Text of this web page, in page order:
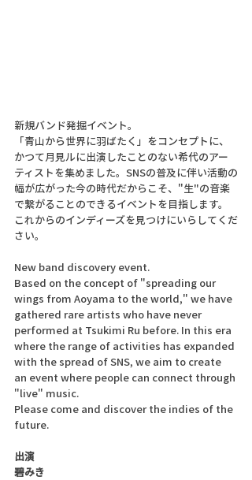
新規バンド発掘イベント。
「青山から世界に羽ばたく」をコンセプトに、
かつて月見ルに出演したことのない希代のアー
ティストを集めました。SNSの普及に伴い活動の
幅が広がった今の時代だからこそ、"生"の音楽
で繋がることのできるイベントを目指します。
これからのインディーズを見つけにいらしてくだ
さい。
New band discovery event.
Based on the concept of "spreading our
wings from Aoyama to the world," we have
gathered rare artists who have never
performed at Tsukimi Ru before. In this era
where the range of activities has expanded
with the spread of SNS, we aim to create
an event where people can connect through
"live" music.
Please come and discover the indies of the
future.
出演
碧みき